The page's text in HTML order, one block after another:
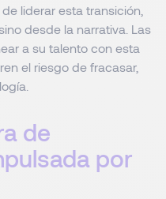
liderar esta transición,
desde la narrativa. Las
a su talento con esta
el riesgo de fracasar,
de
por